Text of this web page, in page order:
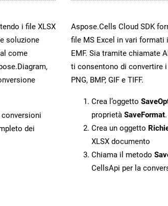
i file XLSX
soluzione
come
dei
Aspose.Cells Cloud SDK
file MS Excel in vari
EMF. Sia tramite chiamate
ti consentono di convertire
PNG, BMP, GIF e TIFF.
Crea l’oggetto
proprietà SaveFormat.
Crea un oggetto
XLSX documento
Chiama il metodo
CellsApi per la